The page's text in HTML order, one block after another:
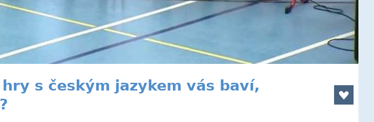
s českým jazykem vás baví,